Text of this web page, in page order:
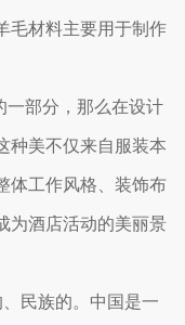
毛材料主要用于制作
一部分，那么在设计
种美不仅来自服装本
体工作风格、装饰布
为酒店活动的美丽景
民族的。中国是一